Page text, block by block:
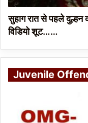
सुहाग रात से पहले
विडियो शूट……
Juvenile